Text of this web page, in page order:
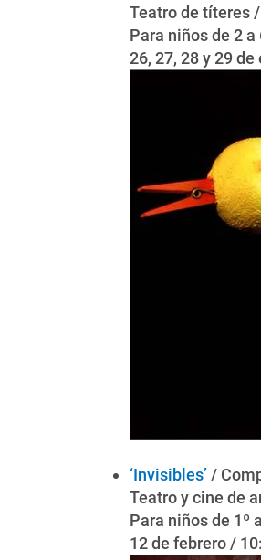
Teatro de títeres
Para niños de 2
26, 27, 28 y 29
‘Invisibles’ /
Teatro y cine de
Para niños de 1º
12 de febrero /